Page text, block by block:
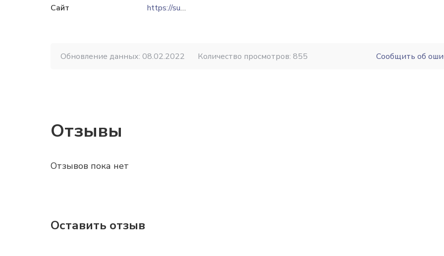
Сайт
https://sushka.com.ua
Обновление данных: 08.02.2022 Количество просмотров: 855 Сообщить об
Отзывы
Отзывов пока нет
Оставить отзыв